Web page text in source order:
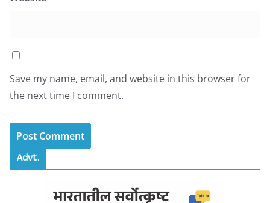
Save my name, email, and website in this browser for
the next time I comment.
Advt.